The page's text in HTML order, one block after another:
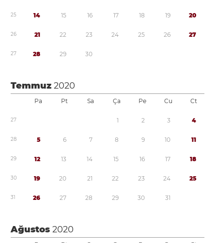
25 14 15 16 17 18 19 20
26 21 22 23 24 25 26 27
27 28 29 30
Temmuz2020
Pa Pt Sa Ça Pe Cu Ct
27 1 2 3 4
28 5 6 7 8 9 10 11
29 12 13 14 15 16 17 18
30 19 20 21 22 23 24 25
31 26 27 28 29 30 31
Ağustos2020